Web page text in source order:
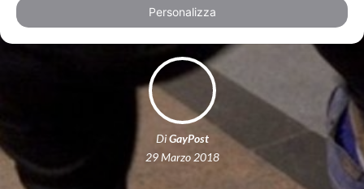
DiGayPost
29 Marzo 2018
Personalizza